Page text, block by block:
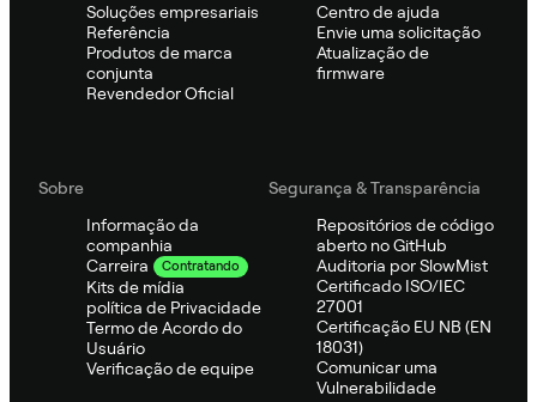
Soluções empresariais
Referência
Produtos de marca
conjunta
Revendedor Oficial
Centro de ajuda
Envie uma solicitação
Atualização de
firmware
Sobre
Informação da
companhia
Carreira
Contratando
Kits de mídia
política de Privacidade
Termo de Acordo do
Usuário
Verificação de equipe
Segurança & Transparência
Repositórios de código
aberto no GitHub
Auditoria por SlowMist
Certificado ISO/IEC
27001
Certificação EU NB (EN
18031)
Comunicar uma
Vulnerabilidade